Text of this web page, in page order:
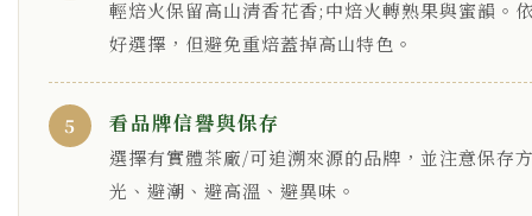
輕焙火保留高山清香花香;中焙火轉熟果與蜜韻。
好選擇，但避免重焙蓋掉高山特色。
5 看品牌信譽與保存
選擇有實體茶廠/可追溯來源的品牌，並注意保存
光、避潮、避高溫、避異味。